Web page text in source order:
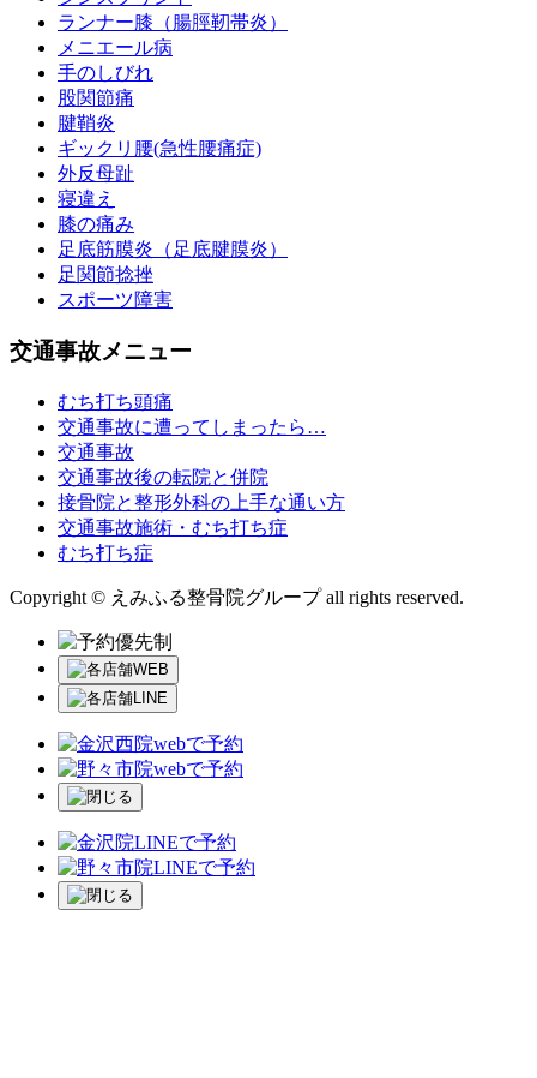
ランナー膝（腸脛靭帯炎）
メニエール病
手のしびれ
股関節痛
腱鞘炎
ギックリ腰(急性腰痛症)
外反母趾
寝違え
膝の痛み
足底筋膜炎（足底腱膜炎）
足関節捻挫
スポーツ障害
交通事故メニュー
むち打ち頭痛
交通事故に遭ってしまったら…
交通事故
交通事故後の転院と併院
接骨院と整形外科の上手な通い方
交通事故施術・むち打ち症
むち打ち症
Copyright © えみふる整骨院グループ all rights reserved.